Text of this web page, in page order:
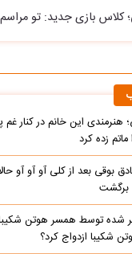
کلاس بازی جدید: تو
هنرمندی این خانم در کنار غم
زده کرد
بوقی بعد از کلی آو آو آو
برگشت
شده توسط همسر هوتن شکیبا
شکیبا ازدواج کرد؟